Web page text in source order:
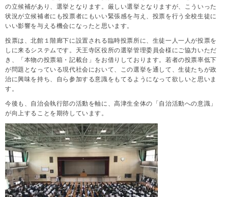
の立候補があり、選挙となります。厳しい選挙となりますが、こういった
状況が立候補者にも投票者にもいい緊張感を与え、投票を行う全校生徒に
いい影響を与える機会になったと思います。
投票は、北館１階廊下に設置される 臨時投票所に、生徒一人一人が投票を
しに来るシステムです。天王寺区役所の選挙管理委員会様にご協力いただ
き、「本物の投票箱・記載台」をお借りしております。 若者の投票率低下
が問題となっている現代社会において、この選挙を通して、生徒たちが政
治に興味を持ち、自ら参加する意識をもてるようになって欲しいと思いま
す。
今後も、自治会執行部の活動を軸に、高津生全体の「自治活動への意識」
が向上することを期待しています。